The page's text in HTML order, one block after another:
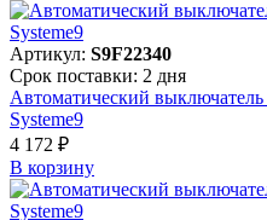
Артикул: S9F22340
Срок поставки: 2 дня
Автоматический
Systeme9
4 172 ₽
В корзинy